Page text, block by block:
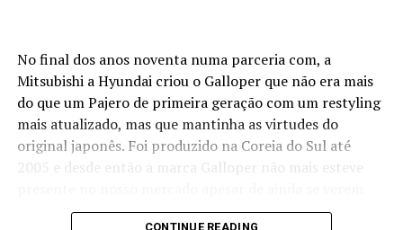
No final dos anos noventa numa parceria com, a
Mitsubishi a Hyundai criou o Galloper que não era mais
do que um Pajero de primeira geração com um restyling
mais atualizado, mas que mantinha as virtudes do
original japonês. Foi produzido na Coreia do Sul até
2005 e desde então a marca Galloper não mais esteve
muitos Galloper nas nossas estradas, sejam de asfalto ou
CONTINUE READING